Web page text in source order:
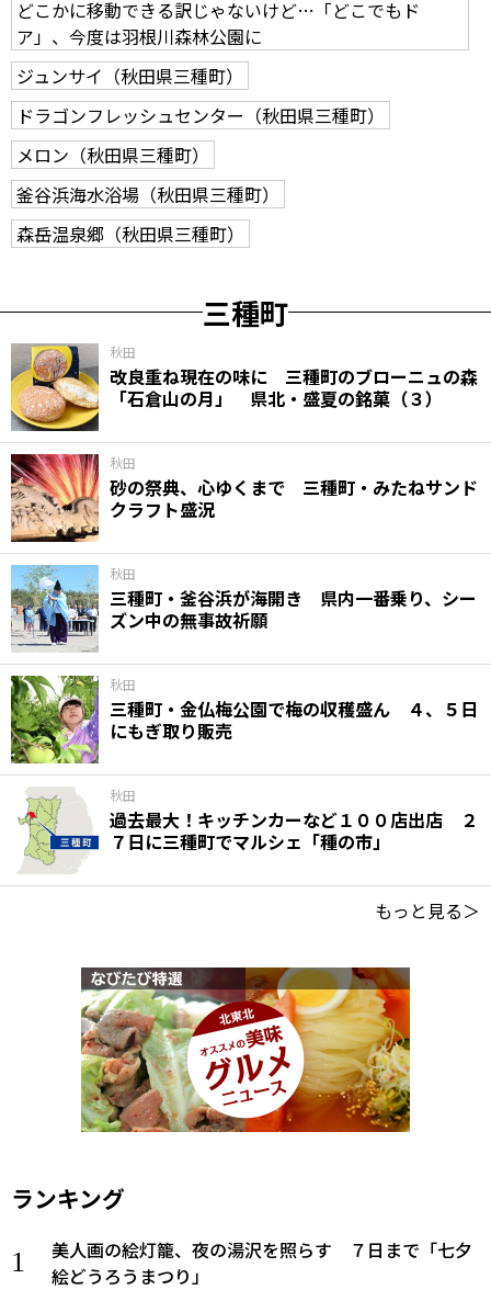
どこかに移動できる訳じゃないけど…「どこでもド
ア」、今度は羽根川森林公園に
ジュンサイ（秋田県三種町）
ドラゴンフレッシュセンター（秋田県三種町）
メロン（秋田県三種町）
釜谷浜海水浴場（秋田県三種町）
森岳温泉郷（秋田県三種町）
三種町
秋田
改良重ね現在の味に 三種町のブローニュの森
「石倉山の月」 県北・盛夏の銘菓（３）
秋田
砂の祭典、心ゆくまで 三種町・みたねサンド
クラフト盛況
秋田
三種町・釜谷浜が海開き 県内一番乗り、シー
ズン中の無事故祈願
秋田
三種町・金仏梅公園で梅の収穫盛ん ４、５日
にもぎ取り販売
秋田
過去最大！キッチンカーなど１００店出店 ２
７日に三種町でマルシェ「種の市」
もっと見る＞
ランキング
美人画の絵灯籠、夜の湯沢を照らす ７日まで「七夕
絵どうろうまつり」